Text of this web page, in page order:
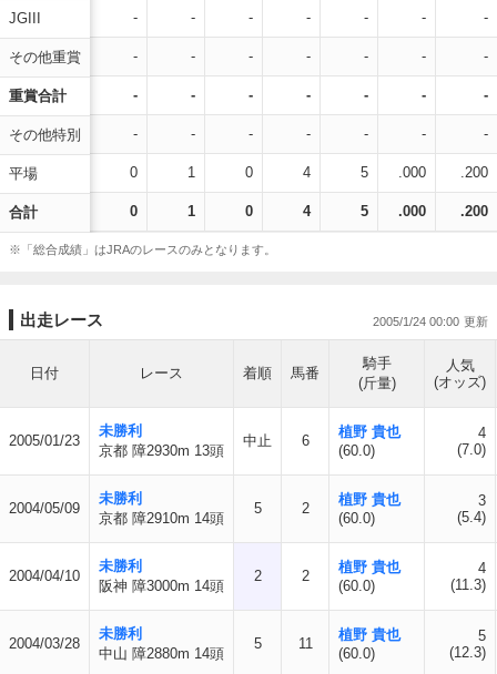
JGIII
その他重賞
重賞合計
その他特別
平場
合計
- - - - - - -
- - - - - - -
- - - - - - -
- - - - - - -
0 1 0 4 5 .000 .200
0 1 0 4 5 .000 .200
※「総合成績」はJRAのレースのみとなります。
出走レース 2005/1/24 00:00
日付 レース 着順 馬番
騎手
(斤量)
人気
(オッズ)
2005/01/23
未勝利
京都 障2930m 13頭
中止 6
植野 貴也
(60.0)
4
(7.0)
2004/05/09
未勝利
京都 障2910m 14頭
5 2
植野 貴也
(60.0)
3
(5.4)
2004/04/10
未勝利
阪神 障3000m 14頭
2 2
植野 貴也
(60.0)
4
(11.3)
2004/03/28
未勝利
中山 障2880m 14頭
5 11
植野 貴也
(60.0)
5
(12.3)